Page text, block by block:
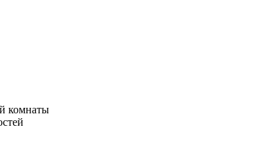
комнаты